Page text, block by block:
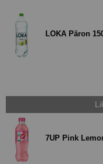
LOKA Päron
7UP Pink